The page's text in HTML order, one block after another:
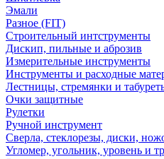
Эмали
Разное (FIT)
Строительный интструменты
Дискип, пильные и аброзив
Измерительные инструменты
Инструменты и расходные
Лестницы, стремянки и
Очки защитные
Рулетки
Ручной инструмент
Сверла, стеклорезы, диски,
Угломер, угольник, уровень и